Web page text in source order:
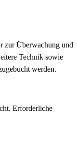
zur Überwachung und
Technik sowie
werden.
Erforderliche